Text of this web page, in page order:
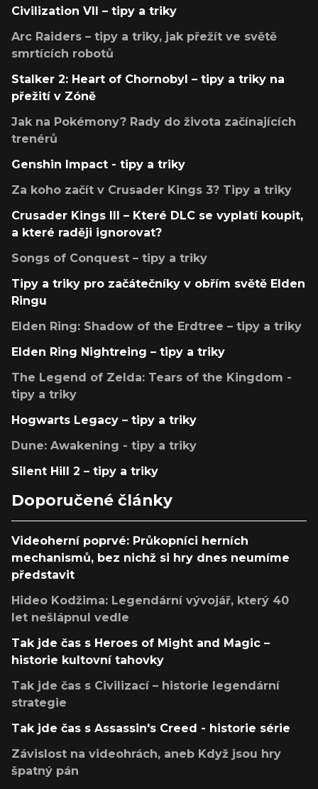
Civilization VII – tipy a triky
Arc Raiders – tipy a triky, jak přežít ve světě
smrtících robotů
Stalker 2: Heart of Chornobyl – tipy a triky na
přežití v Zóně
Jak na Pokémony? Rady do života začínajících
trenérů
Genshin Impact - tipy a triky
Za koho začít v Crusader Kings 3? Tipy a triky
Crusader Kings III – Které DLC se vyplatí koupit,
a které raději ignorovat?
Songs of Conquest – tipy a triky
Tipy a triky pro začátečníky v obřím světě Elden
Ringu
Elden Ring: Shadow of the Erdtree – tipy a triky
Elden Ring Nightreing – tipy a triky
The Legend of Zelda: Tears of the Kingdom -
tipy a triky
Hogwarts Legacy – tipy a triky
Dune: Awakening - tipy a triky
Silent Hill 2 – tipy a triky
Doporučené články
Videoherní poprvé: Průkopníci herních
mechanismů, bez nichž si hry dnes neumíme
představit
Hideo Kodžima: Legendární vývojář, který 40
let nešlápnul vedle
Tak jde čas s Heroes of Might and Magic –
historie kultovní tahovky
Tak jde čas s Civilizací – historie legendární
strategie
Tak jde čas s Assassin's Creed - historie série
Závislost na videohrách, aneb Když jsou hry
špatný pán